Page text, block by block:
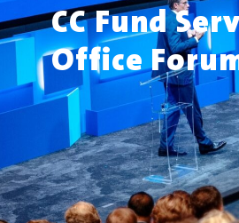
CC Fund
Office